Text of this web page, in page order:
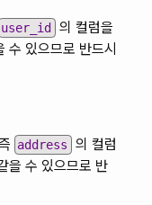
user_id
의 컬럼을
수 있으므로 반드시
address
의 컬럼
을 수 있으므로 반